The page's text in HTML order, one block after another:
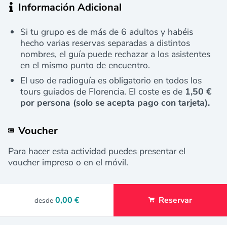
Información Adicional
Si tu grupo es de más de 6 adultos y habéis
hecho varias reservas separadas a distintos
nombres, el guía puede rechazar a los asistentes
en el mismo punto de encuentro.
El uso de radioguía es obligatorio en todos los
tours guiados de Florencia. El coste es de 1,50 €
por persona (solo se acepta pago con tarjeta).
Voucher
Para hacer esta actividad puedes presentar el
voucher impreso o en el móvil.
desde 0,00 € Reservar